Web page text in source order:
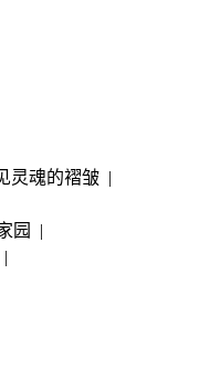
灵魂的褶皱 |
园 |